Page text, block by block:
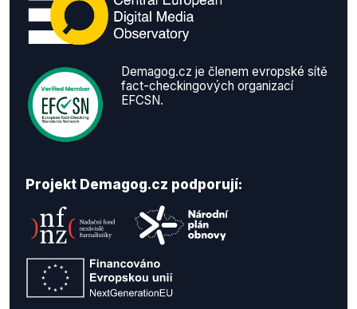
Demagog.cz je členem evropské sítě
fact-checkingových organizací
EFCSN.
Projekt Demagog.cz podporují: